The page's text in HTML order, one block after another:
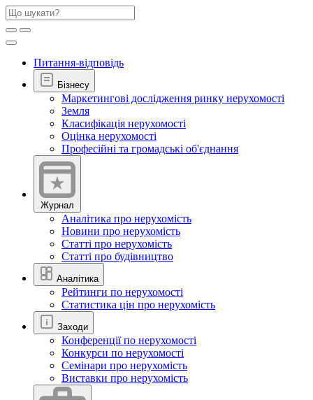
Питання-відповідь
Бізнесу
Маркетингові дослідження ринку нерухомості
Земля
Класифікація нерухомості
Оцінка нерухомості
Професійні та громадські об'єднання
Журнал
Аналітика про нерухомість
Новини про нерухомість
Статті про нерухомість
Статті про будівництво
Аналітика
Рейтинги по нерухомості
Статистика цін про нерухомість
Заходи
Конференції по нерухомості
Конкурси по нерухомості
Семінари про нерухомість
Виставки про нерухомість